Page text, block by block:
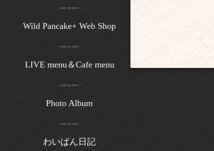
Wild Pancake+ Web Shop
LIVE menu＆Cafe menu
Photo Album
わいぱん日記